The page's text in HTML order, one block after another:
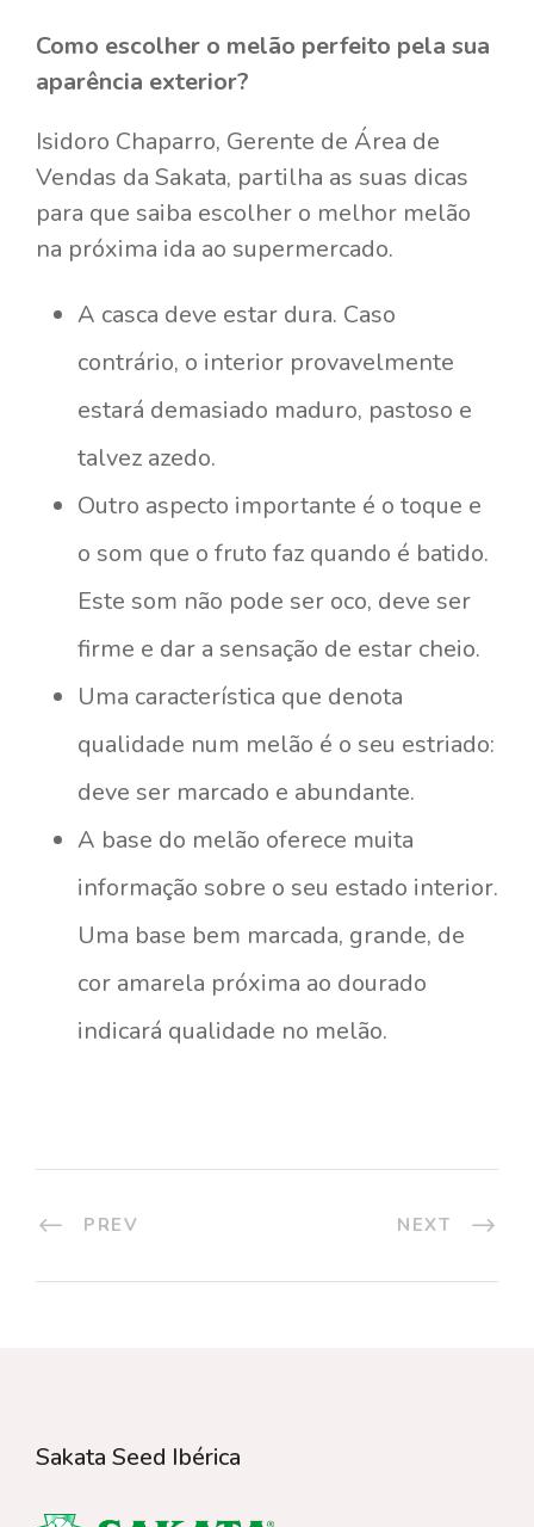
Como escolher o melão perfeito pela sua
aparência exterior?
Isidoro Chaparro, Gerente de Área de
Vendas da Sakata, partilha as suas dicas
para que saiba escolher o melhor melão
na próxima ida ao supermercado.
A casca deve estar dura. Caso
contrário, o interior provavelmente
estará demasiado maduro, pastoso e
talvez azedo.
Outro aspecto importante é o toque e
o som que o fruto faz quando é batido.
Este som não pode ser oco, deve ser
firme e dar a sensação de estar cheio.
Uma característica que denota
qualidade num melão é o seu estriado:
deve ser marcado e abundante.
A base do melão oferece muita
informação sobre o seu estado interior.
Uma base bem marcada, grande, de
cor amarela próxima ao dourado
indicará qualidade no melão.
PREV NEXT
Sakata Seed Ibérica